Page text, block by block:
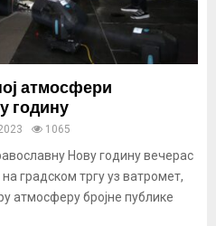
атмосфери
годину
1065
Нову годину вечерас
градском тргу уз ватромет,
атмосферу бројне публике